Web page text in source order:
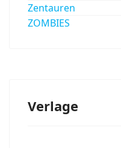
Zentauren
ZOMBIES
Verlage